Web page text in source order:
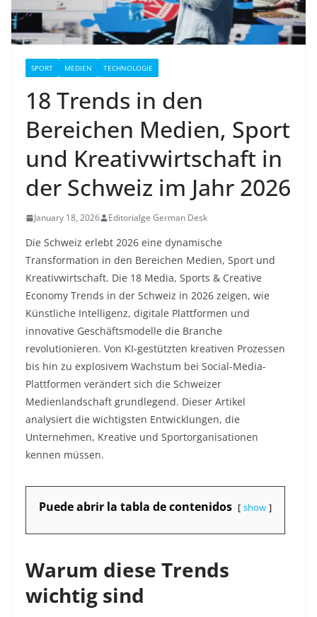
SPORT MEDIEN TECHNOLOGIE
18 Trends in den
Bereichen Medien, Sport
und Kreativwirtschaft in
der Schweiz im Jahr 2026
January 18, 2026 Editorialge German Desk
Die Schweiz erlebt 2026 eine dynamische
Transformation in den Bereichen Medien, Sport und
Kreativwirtschaft. Die 18 Media, Sports & Creative
Economy Trends in der Schweiz in 2026 zeigen, wie
Künstliche Intelligenz, digitale Plattformen und
innovative Geschäftsmodelle die Branche
revolutionieren. Von KI-gestützten kreativen Prozessen
bis hin zu explosivem Wachstum bei Social-Media-
Plattformen verändert sich die Schweizer
Medienlandschaft grundlegend. Dieser Artikel
analysiert die wichtigsten Entwicklungen, die
Unternehmen, Kreative und Sportorganisationen
kennen müssen.​
Puede abrir la tabla de contenidos show
Warum diese Trends
wichtig sind